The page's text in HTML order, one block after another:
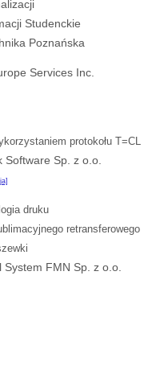
Studenckie
Poznańska
Services Inc.
protokołu T=CL
Software Sp. z o.o.
druku
retransferowego
System FMN Sp. z o.o.